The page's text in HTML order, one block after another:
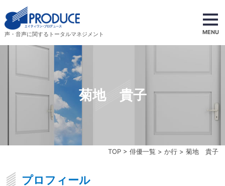
声・音声に関するトータルマネジメント MENU
TOP> 俳優一覧 > か行> 菊地 貴子
菊地 貴子
プロフィール